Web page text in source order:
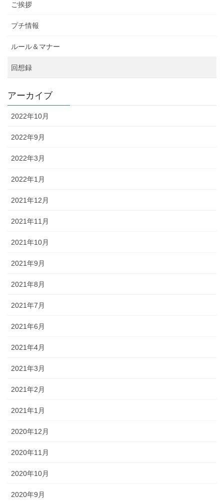
ご挨拶
プチ情報
ルール＆マナー
回想録
アーカイブ
2022年10月
2022年9月
2022年3月
2022年1月
2021年12月
2021年11月
2021年10月
2021年9月
2021年8月
2021年7月
2021年6月
2021年4月
2021年3月
2021年2月
2021年1月
2020年12月
2020年11月
2020年10月
2020年9月